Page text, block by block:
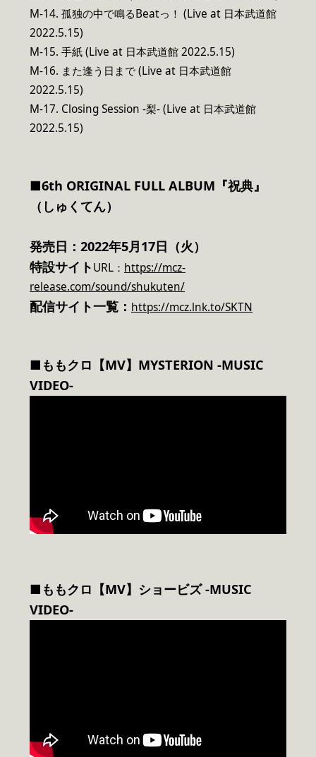
M-14. 孤独の中で鳴るBeatっ！ (Live at 日本武道館
2022.5.15)
M-15. 手紙 (Live at 日本武道館 2022.5.15)
M-16. また逢う日まで (Live at 日本武道館
2022.5.15)
M-17. Closing Session -梨- (Live at 日本武道館
2022.5.15)
■6th ORIGINAL FULL ALBUM『祝典』
（しゅくてん）
発売日：2022年5月17日（火）
特設サイトURL： https://mcz-
release.com/sound/shukuten/
配信サイト一覧： https://mcz.lnk.to/SKTN
■ももクロ【MV】MYSTERION -MUSIC
VIDEO-
■ももクロ【MV】ショービズ -MUSIC
VIDEO-